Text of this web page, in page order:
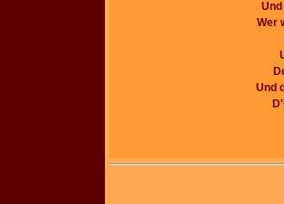
Wer
Und